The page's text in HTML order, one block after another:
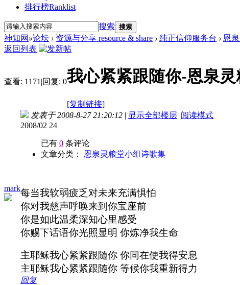
排行榜Ranklist
搜索 搜索
神知网 »论坛 › 资源与分享 resource & share › 纯正信仰服务台 › 恩
返回列表
查看: 1171 |回复: 0我心紧紧跟随你-恩泉灵
[复制链接]
mark
发表于 2008-8-27 21:20:12 | 显示全部楼层 |阅读模式
2008/02 24
已有 0 条评论
文章分类： 恩泉灵粮堂小组诗歌集
每当我软弱疲乏对未来充满惧怕
你对我慈声呼唤来到你宝座前
你是如此温柔深知心里感受
你赐下话语你光照显明 你炼净我生命
主耶稣我心紧紧跟随你 你同在使我得安息
主耶稣我心紧紧跟随你 等候你我重新得力
回复